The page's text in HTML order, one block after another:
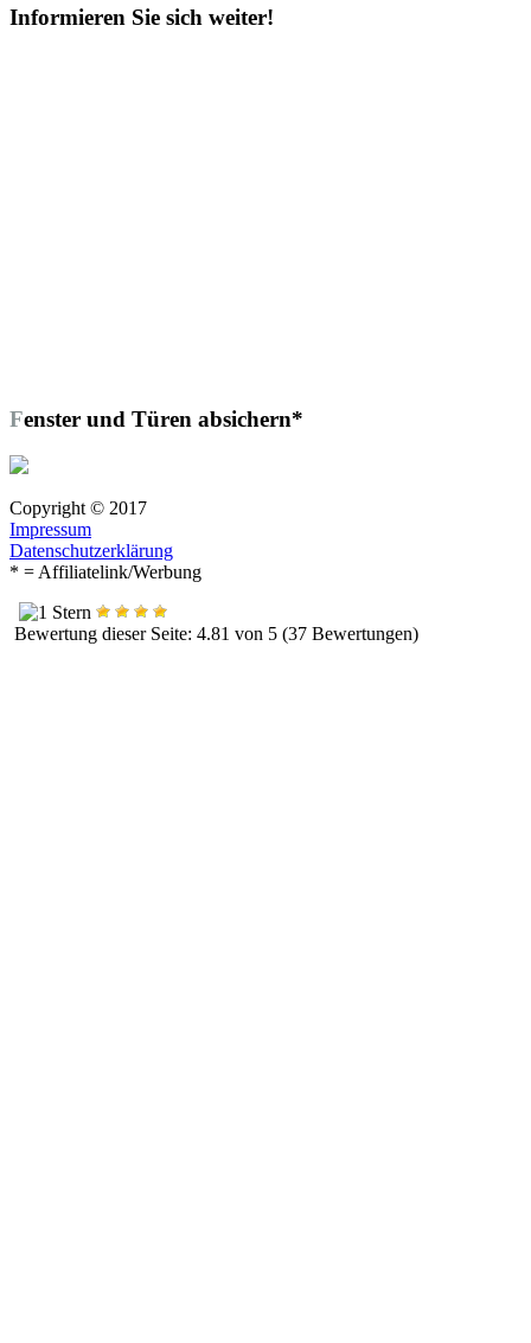
Informieren Sie sich weiter!
Fenster und Türen absichern*
Copyright © 2017
Impressum
Datenschutzerklärung
* = Affiliatelink/Werbung
Bewertung dieser Seite: 4.81 von 5 (37 Bewertungen)